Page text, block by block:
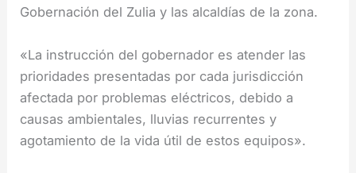
Gobernación del Zulia y las alcaldías de la zona.
«La instrucción del gobernador es atender las
prioridades presentadas por cada jurisdicción
afectada por problemas eléctricos, debido a
causas ambientales, lluvias recurrentes y
agotamiento de la vida útil de estos equipos».